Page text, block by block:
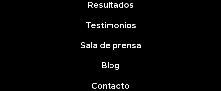
Resultados
Testimonios
Sala de prensa
Blog
Contacto